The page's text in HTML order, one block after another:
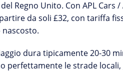
Regno Unito. Con APL Cars
da soli £32, con tariffa
dura tipicamente20-30
perfettamente le strade locali,